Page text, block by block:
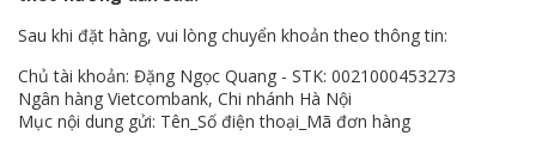
Sau khi đặt hàng, vui lòng chuyển khoản theo thông tin:
Chủ tài khoản: Đặng Ngọc Quang - STK: 0021000453273
Ngân hàng Vietcombank, Chi nhánh Hà Nội
Mục nội dung gửi: Tên_Số điện thoại_Mã đơn hàng